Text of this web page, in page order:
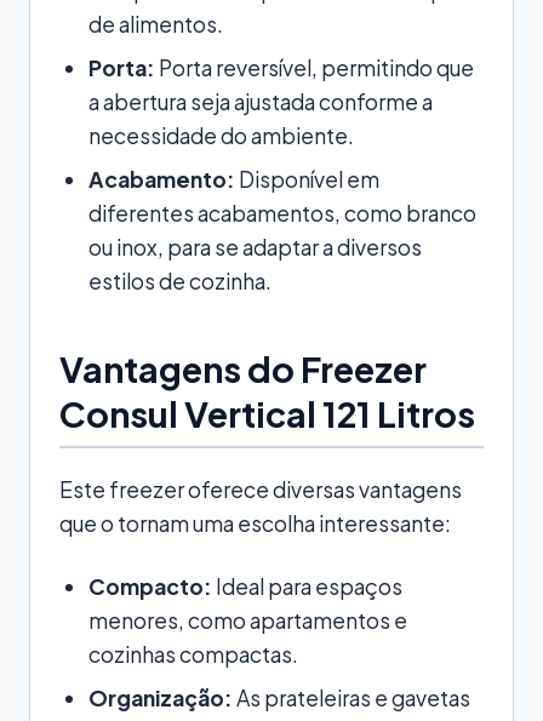
de alimentos.
Porta: Porta reversível, permitindo que
a abertura seja ajustada conforme a
necessidade do ambiente.
Acabamento: Disponível em
diferentes acabamentos, como branco
ou inox, para se adaptar a diversos
estilos de cozinha.
Vantagens do Freezer
Consul Vertical 121 Litros
Este freezer oferece diversas vantagens
que o tornam uma escolha interessante:
Compacto: Ideal para espaços
menores, como apartamentos e
cozinhas compactas.
Organização: As prateleiras e gavetas